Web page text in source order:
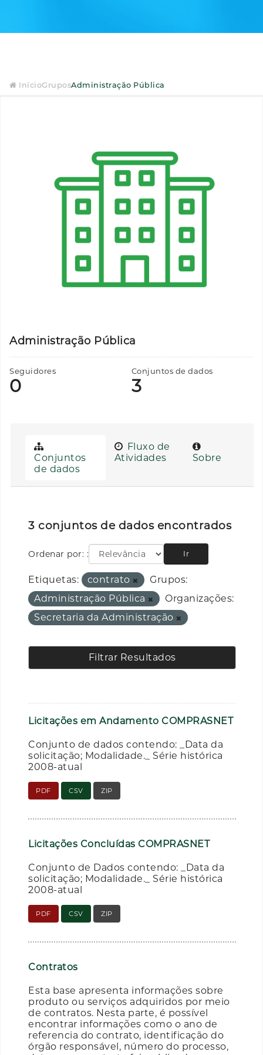
InícioGruposAdministração Pública
Administração Pública
Seguidores
0
Conjuntos de dados
3
Conjuntos
de dados
Fluxo de
Atividades
Sobre
3 conjuntos de dados encontrados
Ordenar por: Ir
Etiquetas: contrato
Grupos:
Administração Pública
Organizações:
Secretaria da Administração
Filtrar Resultados
Licitações em Andamento COMPRASNET
Conjunto de dados contendo: _Data da
solicitação; Modalidade._ Série histórica
2008-atual
PDF CSV ZIP
Licitações Concluídas COMPRASNET
Conjunto de Dados contendo: _Data da
solicitação; Modalidade._ Série histórica
2008-atual
PDF CSV ZIP
Contratos
Esta base apresenta informações sobre
produto ou serviços adquiridos por meio
de contratos. Nesta parte, é possível
encontrar informações como o ano de
referencia do contrato, identificação do
órgão responsável, número do processo,